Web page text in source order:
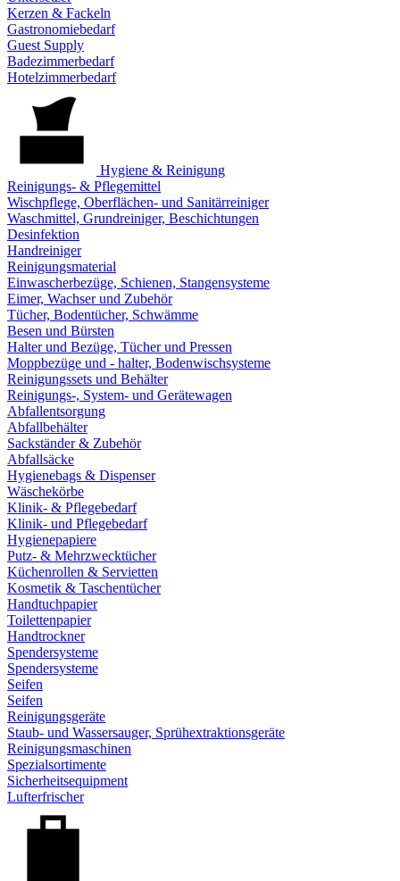
Kerzen & Fackeln
Gastronomiebedarf
Guest Supply
Badezimmerbedarf
Hotelzimmerbedarf
Hygiene & Reinigung
Reinigungs- & Pflegemittel
Wischpflege, Oberflächen- und Sanitärreiniger
Waschmittel, Grundreiniger, Beschichtungen
Desinfektion
Handreiniger
Reinigungsmaterial
Einwascherbezüge, Schienen, Stangensysteme
Eimer, Wachser und Zubehör
Tücher, Bodentücher, Schwämme
Besen und Bürsten
Halter und Bezüge, Tücher und Pressen
Moppbezüge und - halter, Bodenwischsysteme
Reinigungssets und Behälter
Reinigungs-, System- und Gerätewagen
Abfallentsorgung
Abfallbehälter
Sackständer & Zubehör
Abfallsäcke
Hygienebags & Dispenser
Wäschekörbe
Klinik- & Pflegebedarf
Klinik- und Pflegebedarf
Hygienepapiere
Putz- & Mehrzwecktücher
Küchenrollen & Servietten
Kosmetik & Taschentücher
Handtuchpapier
Toilettenpapier
Handtrockner
Spendersysteme
Spendersysteme
Seifen
Seifen
Reinigungsgeräte
Staub- und Wassersauger, Sprühextraktionsgeräte
Reinigungsmaschinen
Spezialsortimente
Sicherheitsequipment
Lufterfrischer